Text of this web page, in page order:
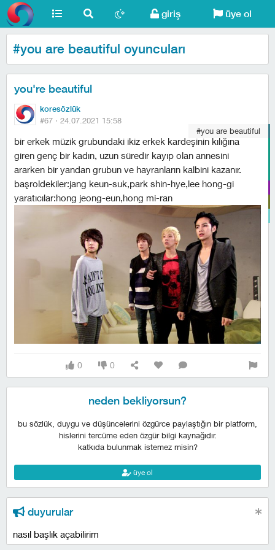
giriş üye ol
#you are beautiful oyuncuları
you're beautiful
koresözlük
#67 · 24.07.2021 15:58
#you are beautiful
bir erkek müzik grubundaki ikiz erkek kardeşinin kılığına
giren genç bir kadın, uzun süredir kayıp olan annesini
ararken bir yandan grubun ve hayranların kalbini kazanır.
başroldekiler:jang keun-suk,park shin-hye,lee hong-gi
yaratıcılar:hong jeong-eun,hong mi-ran
0 0
neden bekliyorsun?
bu sözlük, duygu ve düşüncelerini özgürce paylaştığın bir platform,
hislerini tercüme eden özgür bilgi kaynağıdır.
katkıda bulunmak istemez misin?
üye ol
duyurular
nasıl başlık açabilirim